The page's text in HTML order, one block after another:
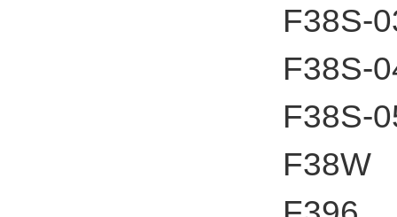
F38S-
F38S-
F38S-
F38W